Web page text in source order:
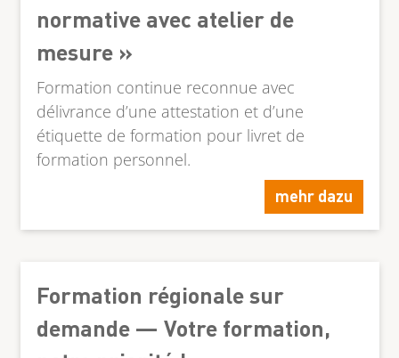
normative avec atelier de
mesure »
Formation continue reconnue avec
délivrance d’une attestation et d’une
étiquette de formation pour livret de
formation personnel.
mehr dazu
Formation régionale sur
demande — Votre formation,